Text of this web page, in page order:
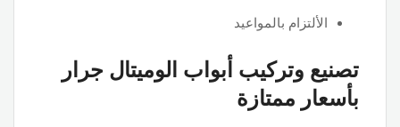
الألتزام بالمواعيد
تصنيع وتركيب أبواب الوميتال جرار
بأسعار ممتازة